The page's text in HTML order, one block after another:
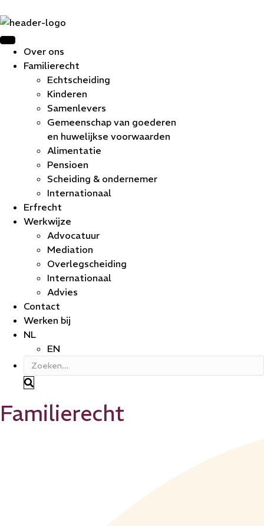
Over ons
Familierecht
Echtscheiding
Kinderen
Samenlevers
Gemeenschap van goederen
en huwelijkse voorwaarden
Alimentatie
Pensioen
Scheiding & ondernemer
Internationaal
Erfrecht
Werkwijze
Advocatuur
Mediation
Overlegscheiding
Internationaal
Advies
Contact
Werken bij
NL
EN
Familierecht